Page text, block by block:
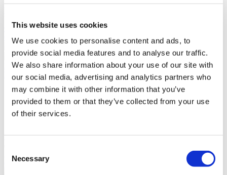
This website uses cookies
We use cookies to personalise content and ads, to
provide social media features and to analyse our traffic.
We also share information about your use of our site with
our social media, advertising and analytics partners who
may combine it with other information that you’ve
provided to them or that they’ve collected from your use
of their services.
Selection
Necessary
Contactați Clinica
Contactați Clinica
Istanbul, Turcia
Esteworld
Monitorizată de ISO 9001
Situată în inima orașului
Facilitate premium
Rată mare de recenzii
Vezi clinica
2.200 €
Contactați Clinica